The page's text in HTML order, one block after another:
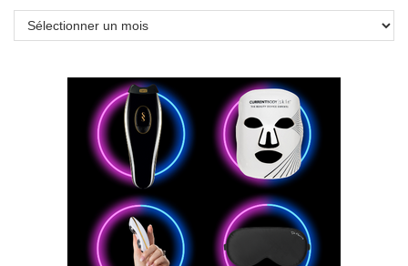
Archives